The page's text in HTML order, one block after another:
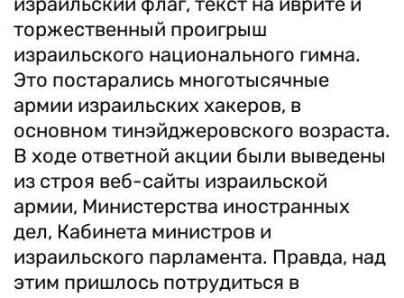
торжественный проигрыш
израильского национального гимна.
Это постарались многотысячные
армии израильских хакеров, в
основном тинэйджеровского возраста.
В ходе ответной акции были выведены
из строя веб-сайты израильской
армии, Министерства иностранных
дел, Кабинета министров и
израильского парламента. Правда, над
этим пришлось потрудиться в